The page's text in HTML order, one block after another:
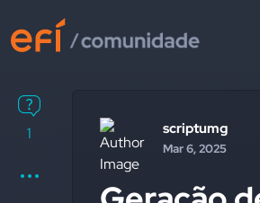
1 scriptumg
Mar 6, 2025